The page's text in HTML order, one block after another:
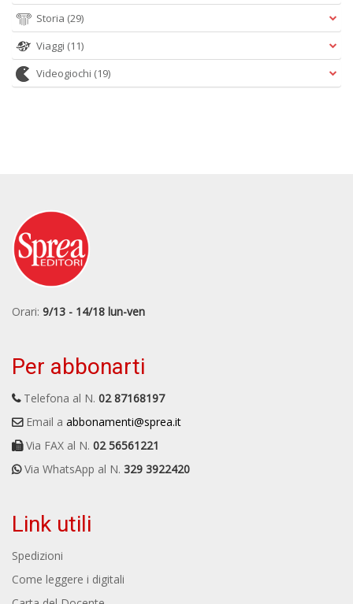
Storia (29)
Viaggi (11)
Videogiochi (19)
Orari: 9/13 - 14/18 lun-ven
Per abbonarti
Telefona al N. 02 87168197
Email a abbonamenti@sprea.it
Via FAX al N. 02 56561221
Via WhatsApp al N. 329 3922420
Link utili
Spedizioni
Come leggere i digitali